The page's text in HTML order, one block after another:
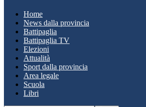
Home
News dalla provincia
Battipaglia
Battipaglia TV
Elezioni
Attualità
Sport dalla provincia
Area legale
Scuola
Libri